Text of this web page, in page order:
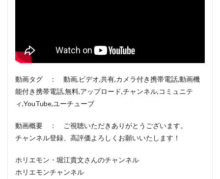
動画タグ ： 動画,ビデオ,共有,カメラ付き携帯電話,動画機
能付き携帯電話,無料,アップロード,チャンネル,コミュニテ
ィ,YouTube,ユーチューブ
動画概要 ： ご視聴いただきありがとうございます。
チャンネル登録、高評価よろしくお願いいたします！
ホリエモン・堀江貴文さんのチャンネル
ホリエモンチャンネル